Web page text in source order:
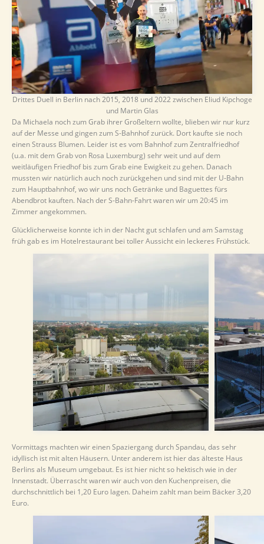
Drittes Duell in Berlin nach 2015, 2018 und 2022 zwischen Eliud Kipchoge
und Martin Glas
Da Michaela noch zum Grab ihrer Großeltern wollte, blieben wir nur kurz
auf der Messe und gingen zum S-Bahnhof zurück. Dort kaufte sie noch
einen Strauss Blumen. Leider ist es vom Bahnhof zum Zentralfriedhof
(u.a. mit dem Grab von Rosa Luxemburg) sehr weit und auf dem
weitläufigen Friedhof bis zum Grab eine Ewigkeit zu gehen. Danach
mussten wir natürlich auch noch zurückgehen und sind mit der U-Bahn
zum Hauptbahnhof, wo wir uns noch Getränke und Baguettes fürs
Abendbrot kauften. Nach der S-Bahn-Fahrt waren wir um 20:45 im
Zimmer angekommen.
Glücklicherweise konnte ich in der Nacht gut schlafen und am Samstag
früh gab es im Hotelrestaurant bei toller Aussicht ein leckeres Frühstück.
Vormittags machten wir einen Spaziergang durch Spandau, das sehr
idyllisch ist mit alten Häusern. Unter anderem ist hier das älteste Haus
Berlins als Museum umgebaut. Es ist hier nicht so hektisch wie in der
Innenstadt. Überrascht waren wir auch von den Kuchenpreisen, die
durchschnittlich bei 1,20 Euro lagen. Daheim zahlt man beim Bäcker 3,20
Euro.